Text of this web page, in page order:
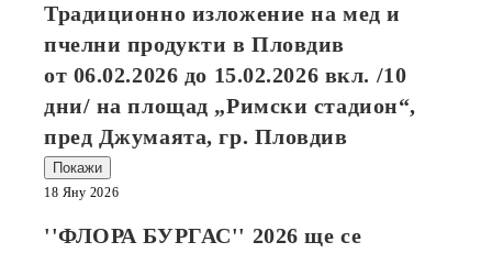
Традиционно изложение на мед и
пчелни продукти в Пловдив
от 06.02.2026 до 15.02.2026 вкл. /10
дни/ на площад „Римски стадион“,
пред Джумаята, гр. Пловдив
Покажи
18 Яну 2026
''ФЛОРА БУРГАС'' 2026ще се